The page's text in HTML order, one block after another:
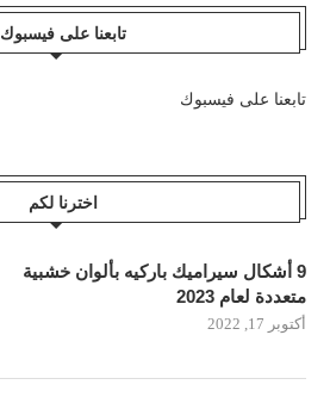
تابعنا على فيسبوك
تابعنا على فيسبوك
اخترنا لكم
9 أشكال سيراميك باركيه بألوان خشبية
متعددة لعام 2023
أكتوبر 17, 2022